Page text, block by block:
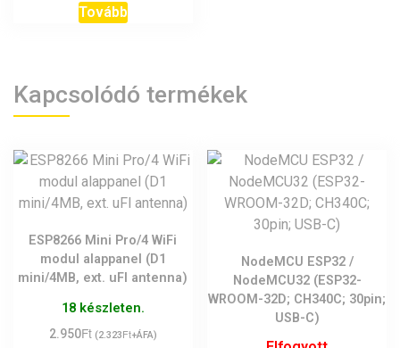
Tovább
Kapcsolódó termékek
ESP8266 Mini Pro/4 WiFi
modul alappanel (D1
mini/4MB, ext. uFl antenna)
18 készleten.
2.950Ft (2.323Ft+ÁFA)
NodeMCU ESP32 /
NodeMCU32 (ESP32-
WROOM-32D; CH340C; 30pin;
USB-C)